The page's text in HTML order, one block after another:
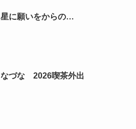
星に願いをからの…
なづな 2026喫茶外出